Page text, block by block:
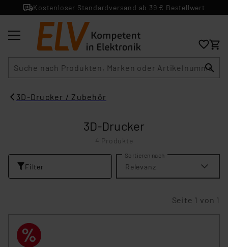
Kostenloser Standardversand ab 39 € Bestellwert
3D-Drucker / Zubehör
3D-Drucker
4 Produkte
Filter
Sortieren nach
Relevanz
Seite 1 von 1